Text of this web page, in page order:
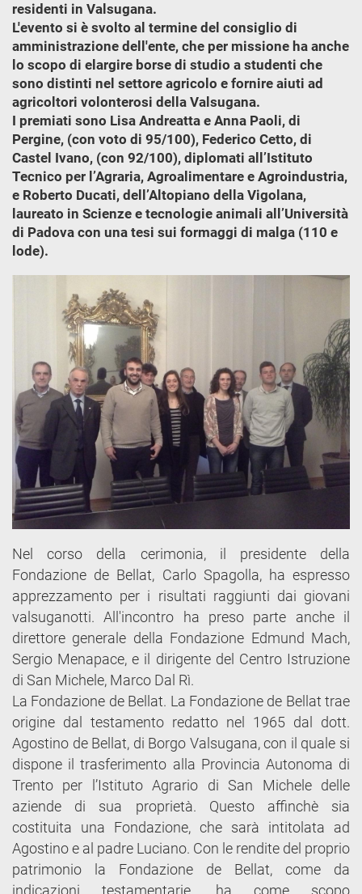
residenti in Valsugana.
L'evento si è svolto al termine del consiglio di
amministrazione dell'ente, che per missione ha anche
lo scopo di elargire borse di studio a studenti che
sono distinti nel settore agricolo e fornire aiuti ad
agricoltori volonterosi della Valsugana.
I premiati sono Lisa Andreatta e Anna Paoli, di
Pergine, (con voto di 95/100), Federico Cetto, di
Castel Ivano, (con 92/100), diplomati all’Istituto
Tecnico per l’Agraria, Agroalimentare e Agroindustria,
e Roberto Ducati, dell’Altopiano della Vigolana,
laureato in Scienze e tecnologie animali all’Università
di Padova con una tesi sui formaggi di malga (110 e
lode).
Nel corso della cerimonia, il presidente della
Fondazione de Bellat, Carlo Spagolla, ha espresso
apprezzamento per i risultati raggiunti dai giovani
valsuganotti. All'incontro ha preso parte anche il
direttore generale della Fondazione Edmund Mach,
Sergio Menapace, e il dirigente del Centro Istruzione
di San Michele, Marco Dal Rì.
La Fondazione de Bellat. La Fondazione de Bellat trae
origine dal testamento redatto nel 1965 dal dott.
Agostino de Bellat, di Borgo Valsugana, con il quale si
dispone il trasferimento alla Provincia Autonoma di
Trento per l’Istituto Agrario di San Michele delle
aziende di sua proprietà. Questo affinchè sia
costituita una Fondazione, che sarà intitolata ad
Agostino e al padre Luciano. Con le rendite del proprio
patrimonio la Fondazione de Bellat, come da
indicazioni testamentarie, ha come scopo